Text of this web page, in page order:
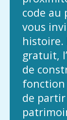
code au
vous
histoire.
gratuit,
de
fonction
de